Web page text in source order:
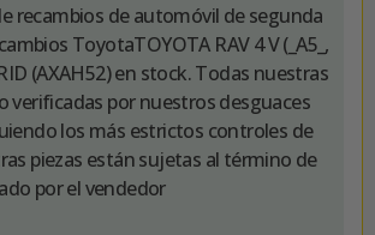
recambios de automóvil de segunda
ToyotaTOYOTA RAV 4 V (_A5_,
(AXAH52) en stock. Todas nuestras
verificadas por nuestros desguaces
los más estrictos controles de
piezas están sujetas al término de
por el vendedor